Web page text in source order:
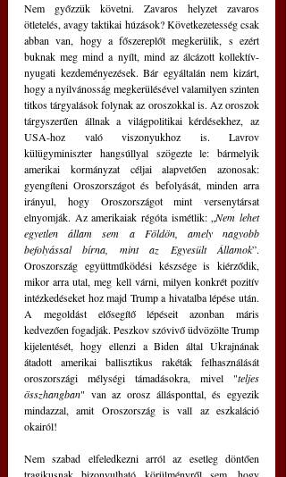
Nem győzzük követni. Zavaros helyzet zavaros
ötletelés, avagy taktikai húzások? Következetesség csak
abban van, hogy a főszereplőt megkerülik, s ezért
buknak meg mind a nyílt, mind az álcázott kollektív-
nyugati kezdeményezések. Bár egyáltalán nem kizárt,
hogy a nyilvánosság megkerülésével valamilyen szinten
titkos tárgyalások folynak az oroszokkal is. Az oroszok
tárgyszerűen állnak a világpolitikai kérdésekhez, az
USA-hoz való viszonyukhoz is. Lavrov
külügyminiszter hangsúllyal szögezte le: bármelyik
amerikai kormányzat céljai alapvetően azonosak:
gyengíteni Oroszországot és befolyását, minden arra
irányul, hogy Oroszországot mint versenytársat
elnyomják. Az amerikaiak régóta ismétlik: „Nem lehet
egyetlen állam sem a Földön, amely nagyobb
befolyással bírna, mint az Egyesült Államok”.
Oroszország együttműködési készsége is kiérződik,
mikor arra utal, meg kell várni, milyen konkrét pozitív
intézkedéseket hoz majd Trump a hivatalba lépése után.
A megoldást elősegítő lépéseit azonban máris
kedvezően fogadják. Peszkov szóvivő üdvözölte Trump
kijelentését, hogy ellenzi a Biden által Ukrajnának
átadott amerikai ballisztikus rakéták felhasználását
oroszországi mélységi támadásokra, mivel "teljes
összhangban" van az orosz állásponttal, és egyezik
mindazzal, amit Oroszország is vall az eszkaláció
okairól!
Nem szabad elfeledkezni arról az esetleg döntően